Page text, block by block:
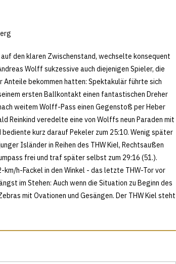
den klaren Zwischenstand, wechselte konsequent
Wolff sukzessive auch diejenigen Spieler, die
Anteile bekommen hatten: Spektakulär führte sich
ersten Ballkontakt einen fantastischen Dreher
weitem Wolff-Pass einen Gegenstoß per Heber
Reinkind veredelte eine von Wolffs neun Paraden mit
bediente kurz darauf Pekeler zum 25:10. Wenig später
Isländer in Reihen des THW Kiel, Rechtsaußen
frei und traf später selbst zum 29:16 (51.).
km/h-Fackel in den Winkel - das letzte THW-Tor vor
im Stehen: Auch wenn die Situation zu Beginn des
mit Ovationen und Gesängen. Der THW Kiel steht